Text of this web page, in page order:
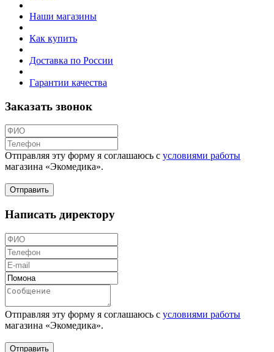
Наши магазины
Как купить
Доставка по России
Гарантии качества
Заказать звонок
Отправляя эту форму я соглашаюсь с условиями работы
магазина «Экомедика».
Написать директору
Отправляя эту форму я соглашаюсь с условиями работы
магазина «Экомедика».